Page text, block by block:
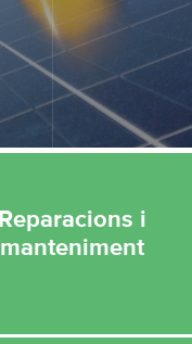
Reparacions i
manteniment